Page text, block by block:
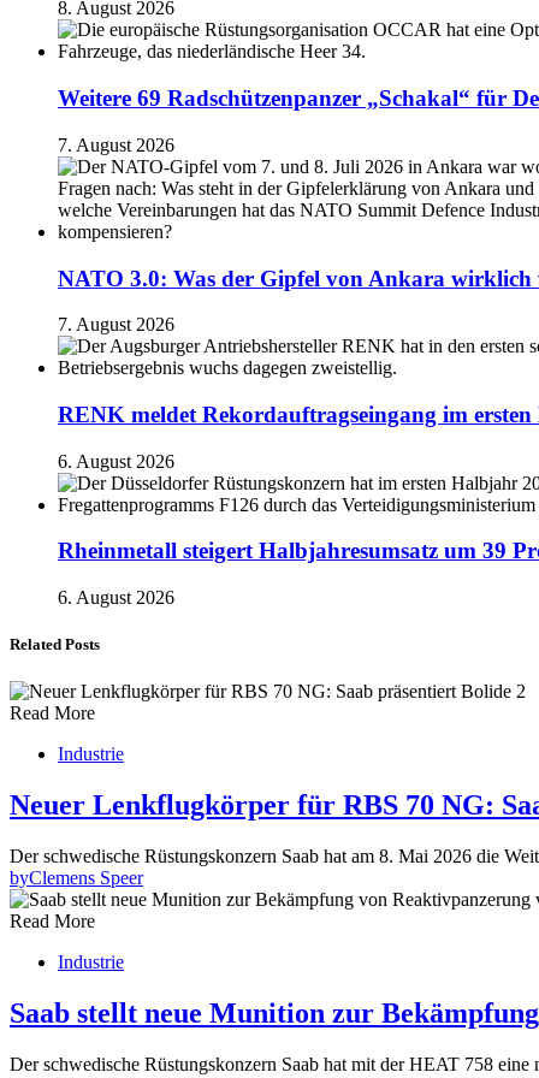
8. August 2026
Weitere 69 Radschützenpanzer „Schakal“ für
7. August 2026
NATO 3.0: Was der Gipfel von Ankara wirklich
7. August 2026
RENK meldet Rekordauftragseingang im
6. August 2026
Rheinmetall steigert Halbjahresumsatz um 39
6. August 2026
Related Posts
Read More
Industrie
Neuer Lenkflugkörper für RBS 70 NG:
Der schwedische Rüstungskonzern Saab hat am 8. Mai 2026 die
byClemens Speer
Read More
Industrie
Saab stellt neue Munition zur
Der schwedische Rüstungskonzern Saab hat mit der HEAT 758